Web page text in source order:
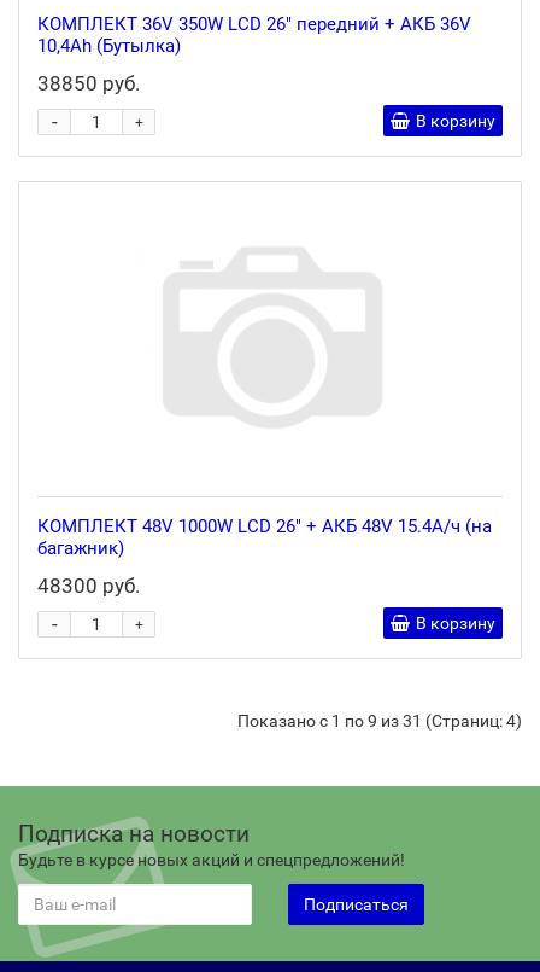
КОМПЛЕКТ 36V 350W LCD 26" передний + АКБ 36V
10,4Ah (Бутылка)
38850 руб.
+
- В корзину
КОМПЛЕКТ 48V 1000W LCD 26" + АКБ 48V 15.4А/ч (на
багажник)
48300 руб.
+
- В корзину
Показано с 1 по 9 из 31 (Страниц: 4)
Подписка на новости
Будьте в курсе новых акций и спецпредложений!
Подписаться